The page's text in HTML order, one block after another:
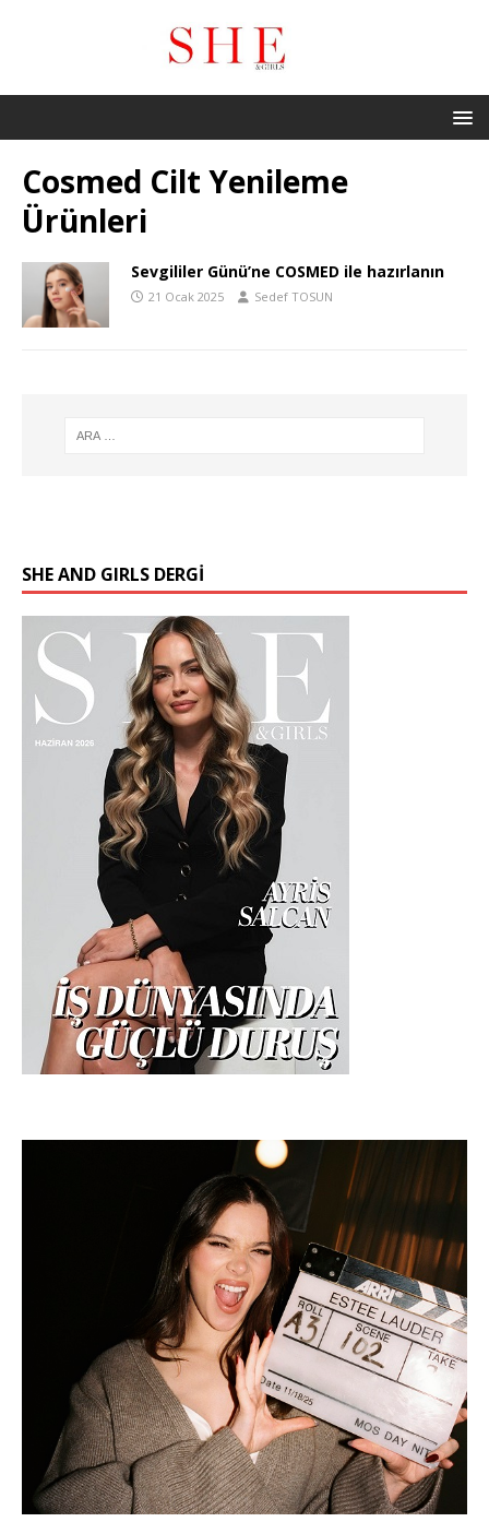
Cosmed Cilt Yenileme
Ürünleri
Sevgililer Günü’ne COSMED ile hazırlanın
21 Ocak 2025 Sedef TOSUN
SHE AND GIRLS DERGİ